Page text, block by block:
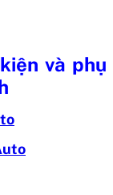
và phụ